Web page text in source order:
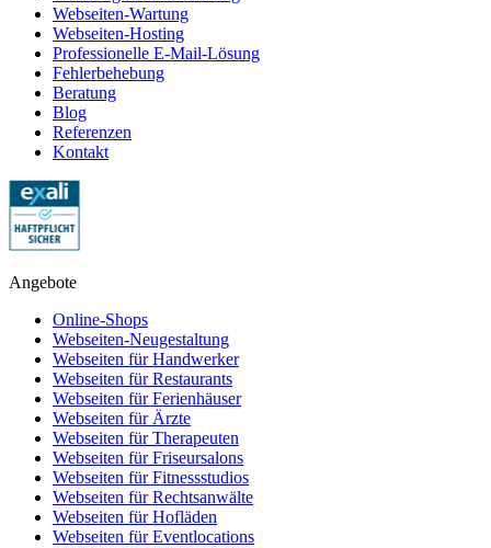
Webseiten-Wartung
Webseiten-Hosting
Professionelle E-Mail-Lösung
Fehlerbehebung
Beratung
Blog
Referenzen
Kontakt
Angebote
Online-Shops
Webseiten-Neugestaltung
Webseiten für Handwerker
Webseiten für Restaurants
Webseiten für Ferienhäuser
Webseiten für Ärzte
Webseiten für Therapeuten
Webseiten für Friseursalons
Webseiten für Fitnessstudios
Webseiten für Rechtsanwälte
Webseiten für Hofläden
Webseiten für Eventlocations